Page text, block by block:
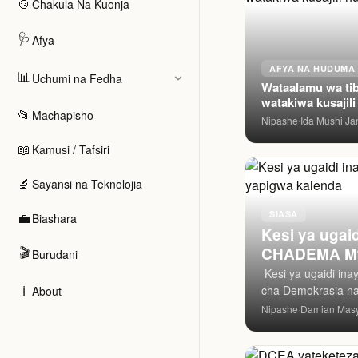
Chakula Na Kuonja
🩺 Afya
📊 Uchumi na Fedha
📂 Machapisho
📖 Kamusi / Tafsiri
🔬 Sayansi na Teknolojia
💼 Biashara
🎬 Burudani
ℹ️ About
Kilimo, Misitu
Ujenzi na
Biashara ya
Usafiri na
Utalii na
Shughuli za
Shughuli za
Uchumi wa
Ujasiriamali na
Biashara
Uchumi
Ajira na Kazi
Diaspora
Habari za
AFYA NA HUDUMA
Wataalamu wa
watakiwa
zao
Nipashe·Ida Mushi·
SIASA
Kesi ya
CHADEMA
‎Kesi ya ugaidi
cha Demokrasia
imetajwa tena leo
Nipashe·Damian